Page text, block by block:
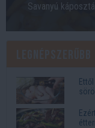
Savanyú